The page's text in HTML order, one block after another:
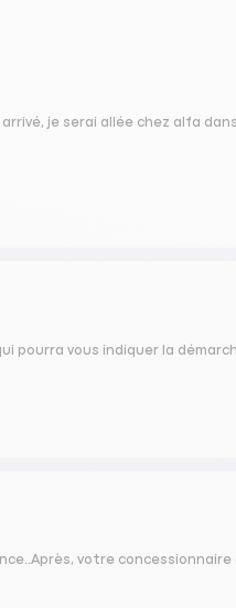
je serai allée chez alfa
vous indiquer la
votre